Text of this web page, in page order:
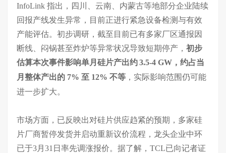
InfoLink 指出，四川、云南、内蒙古等地部分企业陆续
回报产线发生异常，目前正进行紧急设备检测与有效
产能评估。初步调研，截至目前已有多家厂区通报因
断线、闷锅甚至炸炉等异常状况导致短期停产， 初步
估算本次事件影响单月硅片产出约3.5-4 GW，约占当
月整体产出的 7% 至 12% 不等 ，实际影响范围仍可能
进一步扩大。
市场方面，已反映出对硅片供应趋紧的预期，多家硅
片厂商暂停发货并启动重新议价流程，龙头企业中环
已于3月31日率先调涨报价。据了解，TCL已向记者证